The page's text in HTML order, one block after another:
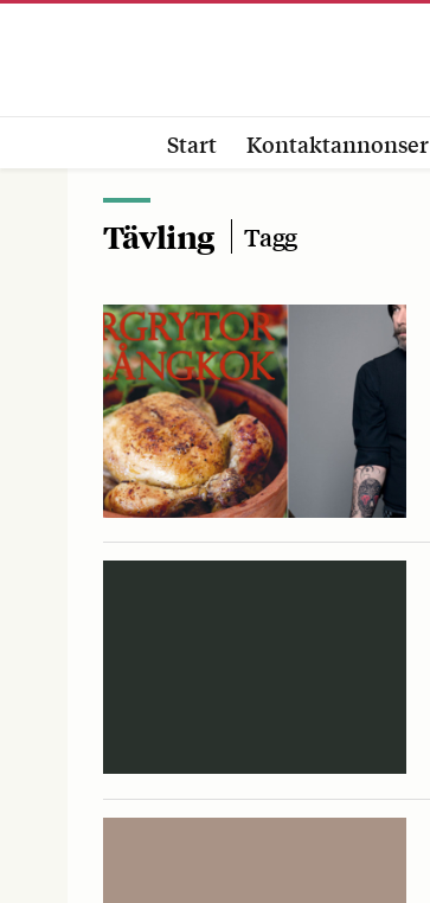
Start Kontaktannonser
Tävling Tagg